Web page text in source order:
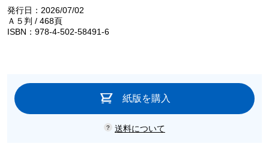
発行日：2026/07/02
Ａ５判 / 468頁
ISBN：978-4-502-58491-6
紙版を購入
送料について